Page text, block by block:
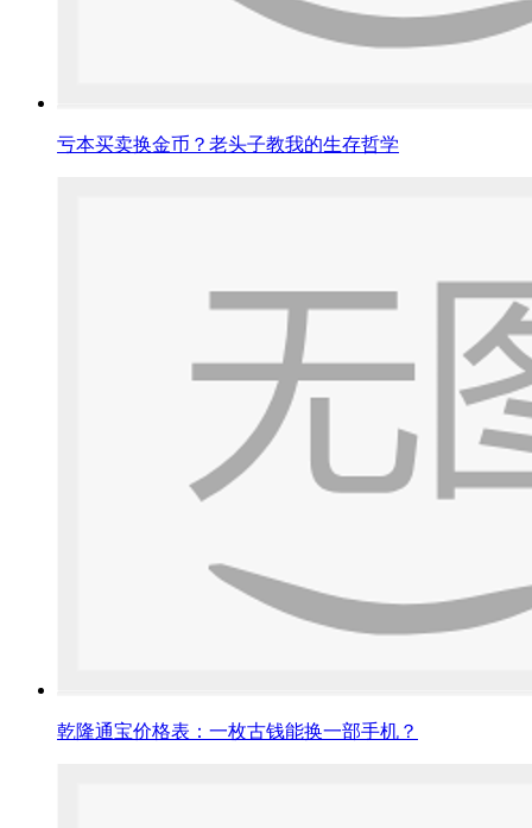
亏本买卖换金币？老头子教我的生存哲学
乾隆通宝价格表：一枚古钱能换一部手机？